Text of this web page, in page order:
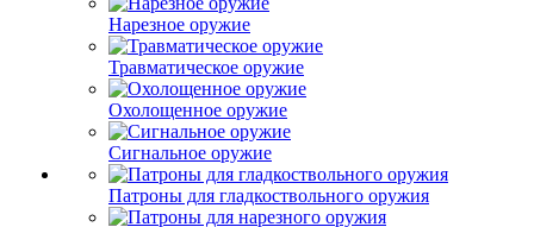
Нарезное оружие
Травматическое оружие
Охолощенное оружие
Сигнальное оружие
Патроны для гладкоствольного оружия